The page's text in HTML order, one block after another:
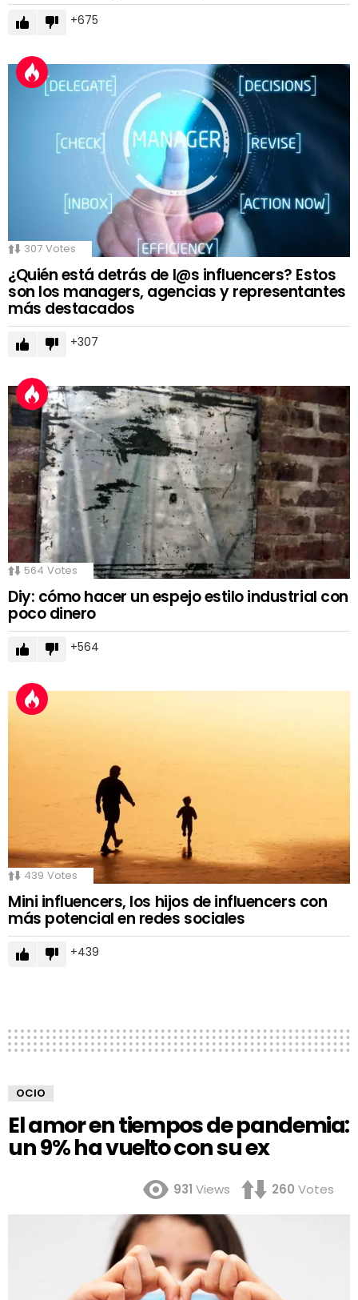
675
307 Votes
¿Quién está detrás de l@s influencers? Estos
son los managers, agencias y representantes
más destacados
307
564 Votes
Diy: cómo hacer un espejo estilo industrial con
poco dinero
564
439 Votes
Mini influencers, los hijos de influencers con
más potencial en redes sociales
439
OCIO
El amor en tiempos de pandemia:
un 9% ha vuelto con su ex
931 Views 260 Votes